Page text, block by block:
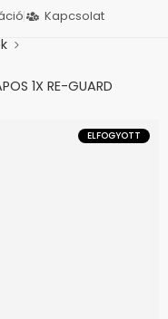
Kapcsolat
1X RE-GUARD
ELFOGYOTT